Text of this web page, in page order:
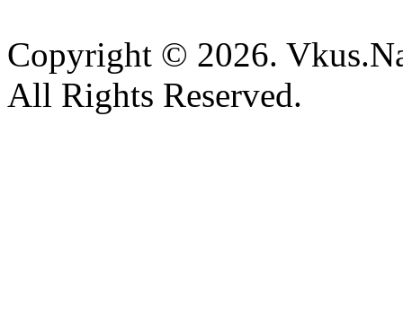
Copyright © 2026.
All Rights Reserved.